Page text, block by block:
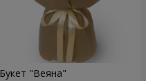
Букет "Веяна"